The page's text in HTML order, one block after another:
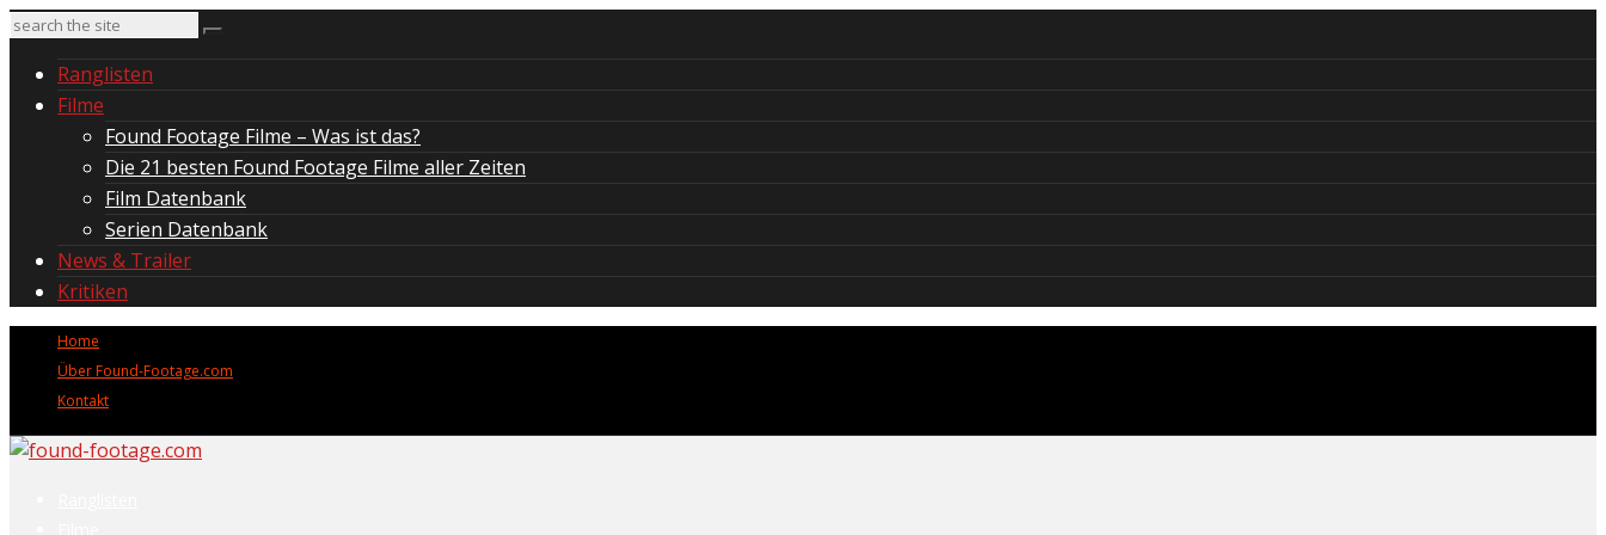
Ranglisten
Filme
Found Footage Filme – Was ist das?
Die 21 besten Found Footage Filme aller Zeiten
Film Datenbank
Serien Datenbank
News & Trailer
Kritiken
Home
Über Found-Footage.com
Kontakt